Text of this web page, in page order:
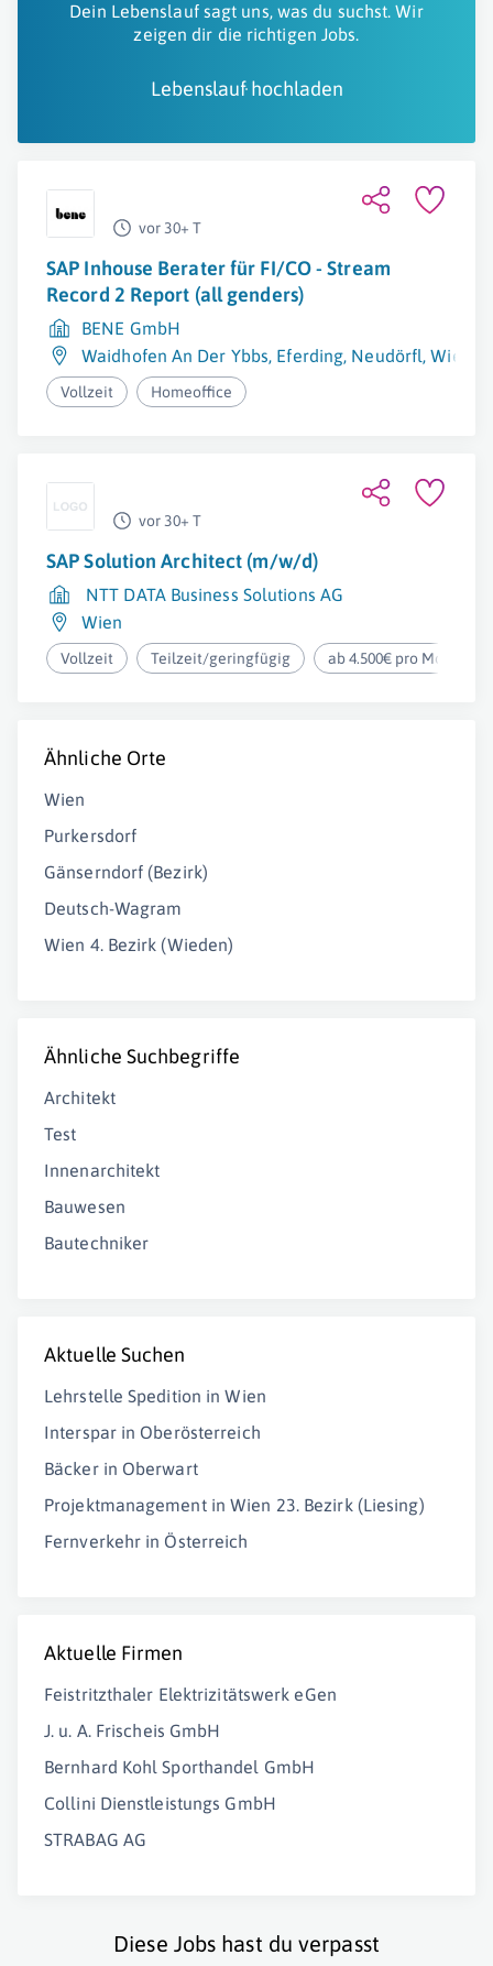
Dein Lebenslauf sagt uns, was du suchst. Wir
zeigen dir die richtigen Jobs.
Lebenslauf hochladen
vor 30+ T
SAP Inhouse Berater für FI/CO - Stream
Record 2 Report (all genders)
BENE GmbH
Waidhofen An Der Ybbs, Eferding, Neudörfl,Wien
Vollzeit Homeoffice
vor 30+ T
SAP Solution Architect (m/w/d)
NTT DATA Business Solutions AG
Wien
Vollzeit Teilzeit/geringfügig ab 4.500€ pro Monat
Ähnliche Orte
Wien
Purkersdorf
Gänserndorf (Bezirk)
Deutsch-Wagram
Wien 4. Bezirk (Wieden)
Ähnliche Suchbegriffe
Architekt
Test
Innenarchitekt
Bauwesen
Bautechniker
Aktuelle Suchen
Lehrstelle Spedition in Wien
Interspar in Oberösterreich
Bäcker in Oberwart
Projektmanagement in Wien 23. Bezirk (Liesing)
Fernverkehr in Österreich
Aktuelle Firmen
Feistritzthaler Elektrizitätswerk eGen
J. u. A. Frischeis GmbH
Bernhard Kohl Sporthandel GmbH
Collini Dienstleistungs GmbH
STRABAG AG
Diese Jobs hast du verpasst